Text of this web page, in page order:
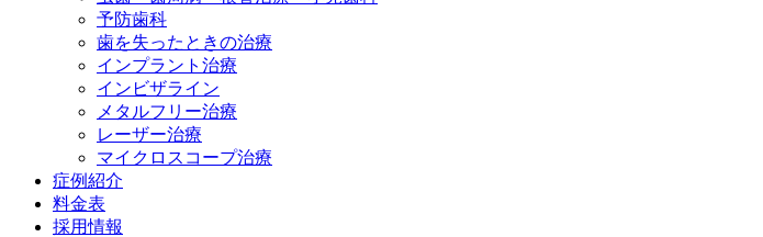
予防歯科
歯を失ったときの治療
インプラント治療
インビザライン
メタルフリー治療
レーザー治療
マイクロスコープ治療
症例紹介
料金表
採用情報